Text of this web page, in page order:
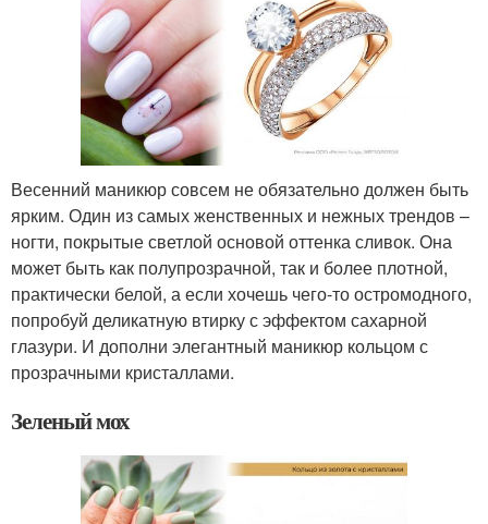
Весенний маникюр совсем не обязательно должен быть
ярким. Один из самых женственных и нежных трендов –
ногти, покрытые светлой основой оттенка сливок. Она
может быть как полупрозрачной, так и более плотной,
практически белой, а если хочешь чего-то остромодного,
попробуй деликатную втирку с эффектом сахарной
глазури. И дополни элегантный маникюр кольцом с
прозрачными кристаллами.
Зеленый мох